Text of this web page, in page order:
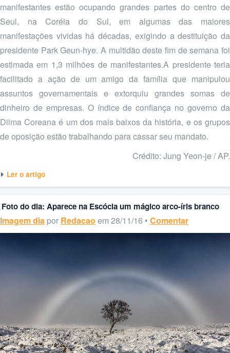
manifestantes estão ocupando grandes partes do centro de
Seul, na Coréia do Sul, em algumas das maiores
manifestações vividas há décadas, exigindo a destituição da
presidente Park Geun-hye. A multidão deste fim de semana foi
estimada em 1,3 milhões de manifestantes.A presidente teria
facilitado a ação de um amigo da família que manipulou
assuntos governamentais e extorquiu grandes somas de
dinheiro de empresas. O índice de confiança no governo da
Dilma Coreana é um dos mais baixos da história, e os grupos
de oposição estão trabalhando para cassar seu mandato.
Crédito: Jung Yeon-je / AP.
Ler o artigo
Foto do dia: Aparece na Escócia um mágico arco-íris branco
Imagem dia por Redacao em 28/11/16 • Comentar